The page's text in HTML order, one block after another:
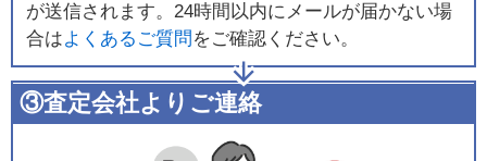
が送信されます。24時間以内にメールが届かない場
合はよくあるご質問 をご確認ください。
③査定会社よりご連絡